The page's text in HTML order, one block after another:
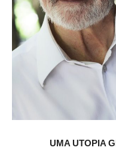
UMA UTOPIA